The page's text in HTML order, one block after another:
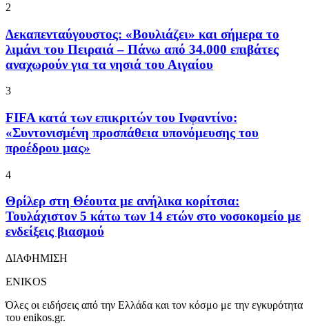
2
Δεκαπενταύγουστος: «Βουλιάζει» και σήμερα το
λιμάνι του Πειραιά – Πάνω από 34.000 επιβάτες
αναχωρούν για τα νησιά του Αιγαίου
3
FIFA κατά των επικριτών του Ινφαντίνο:
«Συντονισμένη προσπάθεια υπονόμευσης του
προέδρου μας»
4
Θρίλερ στη Θέουτα με ανήλικα κορίτσια:
Τουλάχιστον 5 κάτω των 14 ετών στο νοσοκομείο με
ενδείξεις βιασμού
ΔΙΑΦΗΜΙΣΗ
ENIKOS
Όλες οι ειδήσεις από την Ελλάδα και τον κόσμο με την εγκυρότητα
του enikos.gr.